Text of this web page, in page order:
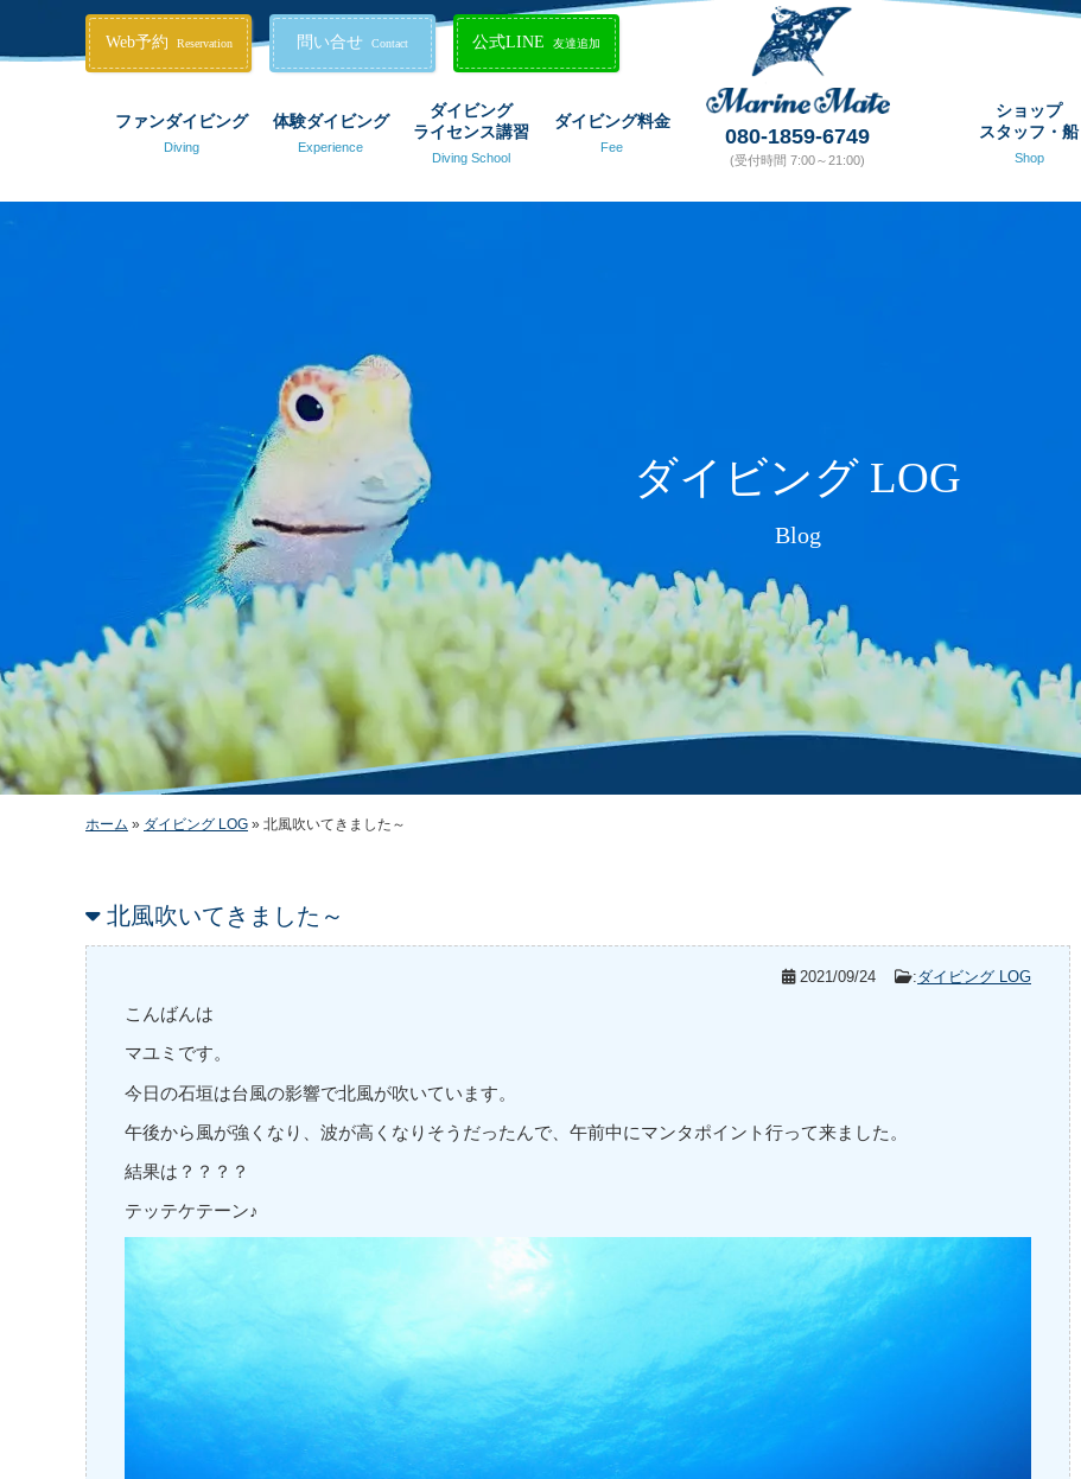
080-1859-6749
(受付時間 7:00～21:00)
ファンダイビング
Diving
体験ダイビング
Experience
ダイビング
ライセンス講習
Diving School
ダイビング料金
Fee
ショップ
スタッフ・船
Shop
Web予約 Reservation 問い合せ Contact 公式LINE 友達追加
ダイビング LOG
Blog
ホーム » ダイビング LOG » 北風吹いてきました～
北風吹いてきました～
2021/09/24 :ダイビング LOG
こんばんは
マユミです。
今日の石垣は台風の影響で北風が吹いています。
午後から風が強くなり、波が高くなりそうだったんで、午前中にマンタポイント行って来ました。
結果は？？？？
テッテケテーン♪